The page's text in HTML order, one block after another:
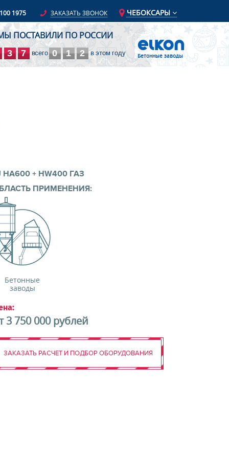
1975 ЗАКАЗАТЬ ЗВОНОК ЧЕБОКСАРЫ
ПОСТАВИЛИ ПО РОССИИ
3 7 всего 0 1 2 в этом году Бетонные заводы
HA600 + HW400 ГАЗ
ПРИМЕНЕНИЯ:
Бетонные
заводы
3 750 000 рублей
ЗАКАЗАТЬ РАСЧЕТ И ПОДБОР ОБОРУДОВАНИЯ